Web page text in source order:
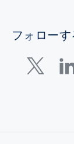
フォローす